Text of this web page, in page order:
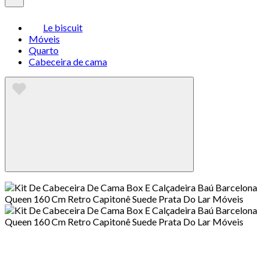
Le biscuit
Móveis
Quarto
Cabeceira de cama